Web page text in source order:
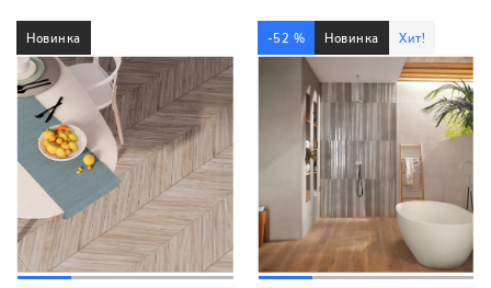
Новинка -52 % Новинка Хит!